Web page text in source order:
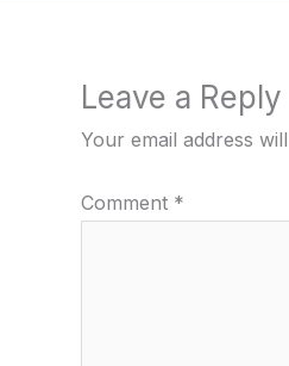
Leave a Reply
Your email address
Comment *